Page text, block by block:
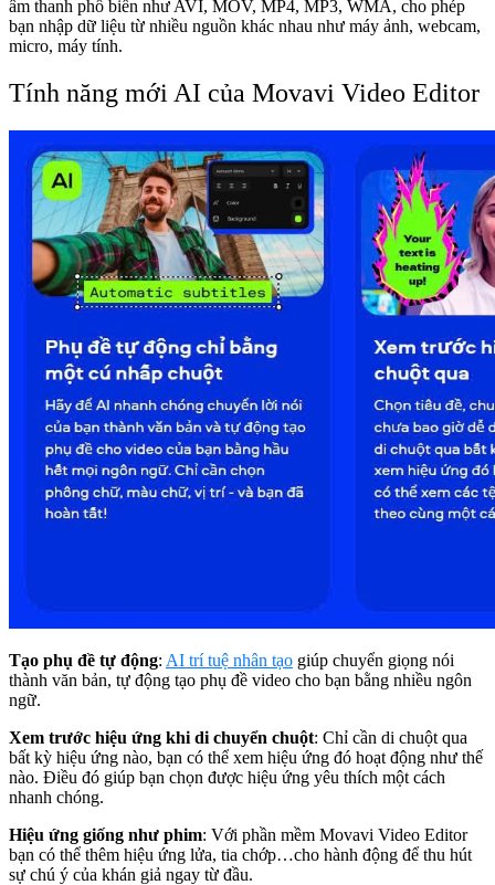
âm thanh phổ biến như AVI, MOV, MP4, MP3, WMA, cho phép
bạn nhập dữ liệu từ nhiều nguồn khác nhau như máy ảnh, webcam,
micro, máy tính.
Tính năng mới AI của Movavi Video Editor
Tạo phụ đề tự động: AI trí tuệ nhân tạo giúp chuyển giọng nói
thành văn bản, tự động tạo phụ đề video cho bạn bằng nhiều ngôn
ngữ.
Xem trước hiệu ứng khi di chuyển chuột: Chỉ cần di chuột qua
bất kỳ hiệu ứng nào, bạn có thể xem hiệu ứng đó hoạt động như thế
nào. Điều đó giúp bạn chọn được hiệu ứng yêu thích một cách
nhanh chóng.
Hiệu ứng giống như phim: Với phần mềm Movavi Video Editor
bạn có thể thêm hiệu ứng lửa, tia chớp…cho hành động để thu hút
sự chú ý của khán giả ngay từ đầu.